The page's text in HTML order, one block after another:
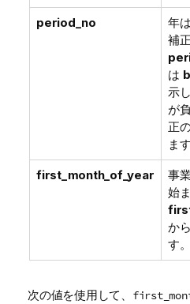
period_no 年は
補
は
示
が
正
ます
first_month_of_year
事
始
か
す。
次の値を使用して、